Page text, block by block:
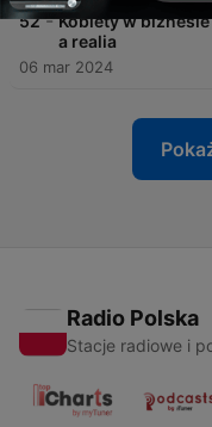
52 - Kobiety w
a realia
06 mar 2024
Radio Polska
Stacje radiowe i